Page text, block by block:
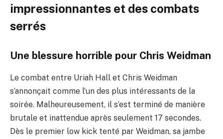
impressionnantes et des combats
serrés
Une blessure horrible pour Chris Weidman
Le combat entre Uriah Hall et Chris Weidman
s’annonçait comme l’un des plus intéressants de la
soirée. Malheureusement, il s’est terminé de manière
brutale et inattendue après seulement 17 secondes.
Dès le premier low kick tenté par Weidman, sa jambe